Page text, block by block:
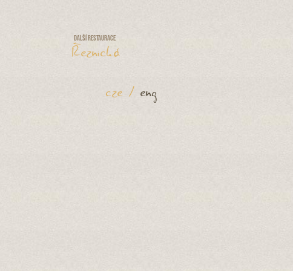
Další restaurace
Řeznická
cze / eng